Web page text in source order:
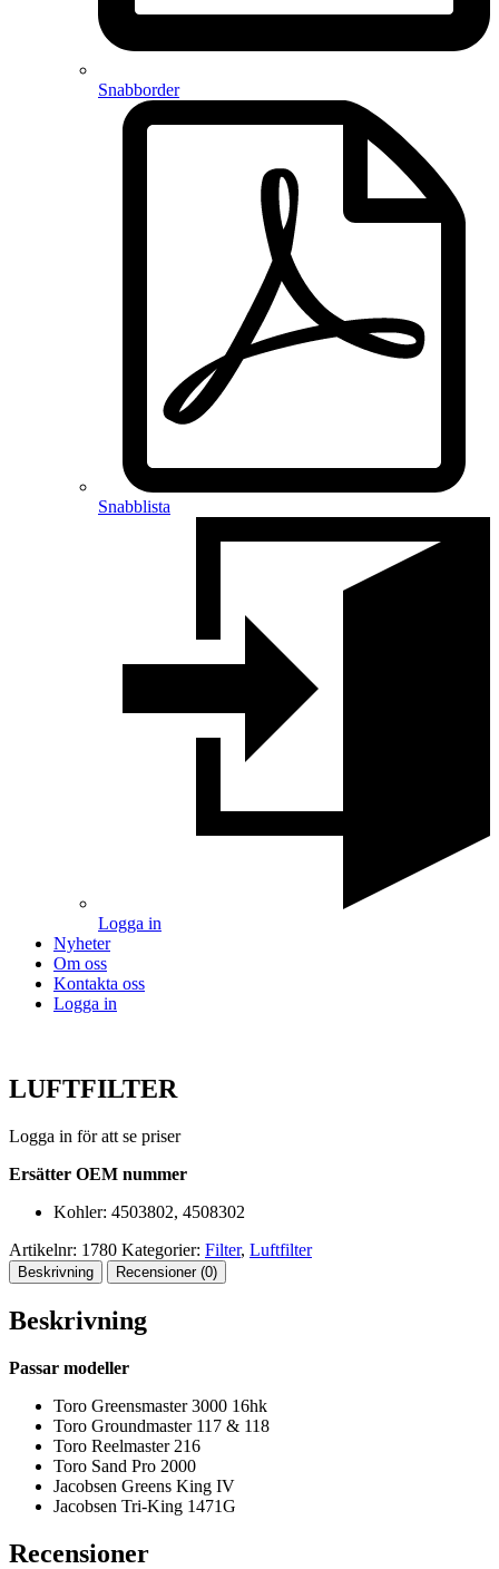
Snabborder
Snabblista
Logga in
Nyheter
Om oss
Kontakta oss
Logga in
LUFTFILTER
Logga in för att se priser
Ersätter OEM nummer
Kohler: 4503802, 4508302
Artikelnr: 1780 Kategorier: Filter, Luftfilter
Beskrivning Recensioner (0)
Beskrivning
Passar modeller
Toro Greensmaster 3000 16hk
Toro Groundmaster 117 & 118
Toro Reelmaster 216
Toro Sand Pro 2000
Jacobsen Greens King IV
Jacobsen Tri-King 1471G
Recensioner